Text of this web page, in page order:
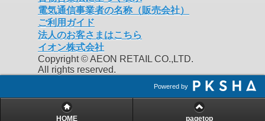
電気通信事業者の名称（販売会社）
ご利用ガイド
法人のお客さまはこちら
イオン株式会社
Copyright © AEON RETAIL CO.,LTD.
All rights reserved.
Powered by
HOME pagetop